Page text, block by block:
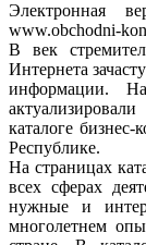
Электронная
www.obchodni-
В век
Интернета
информации.
каталоге бизнес-
Республике.
На страницах
всех сферах
нужные и
многолетнем